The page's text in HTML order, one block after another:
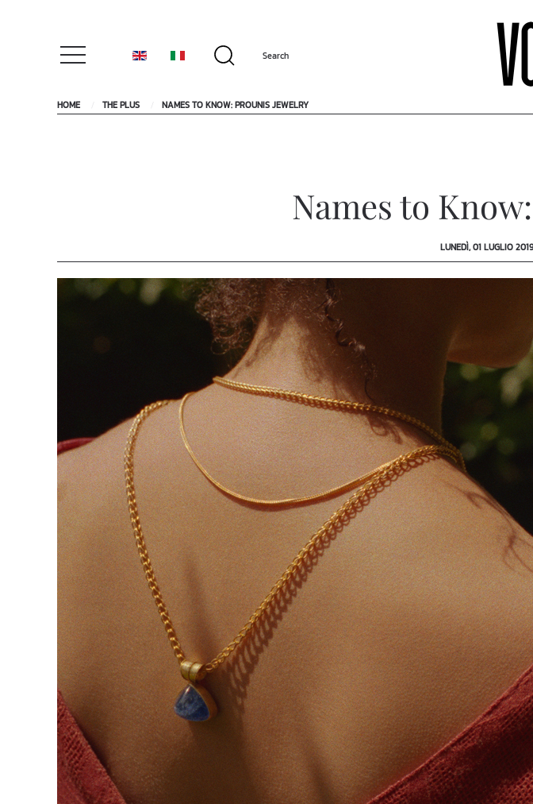
HOME THE PLUS NAMES TO KNOW: PROUNIS JEWELRY
Names to
LUNEDÌ, 01 LUGLIO